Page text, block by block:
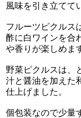
風味を引き立てて
フルーツピクルス
酢に白ワインを合
や香りが楽しめま
野菜ピクルスは、
汁と醤油を加えた
仕上げました。
個包装なので少量